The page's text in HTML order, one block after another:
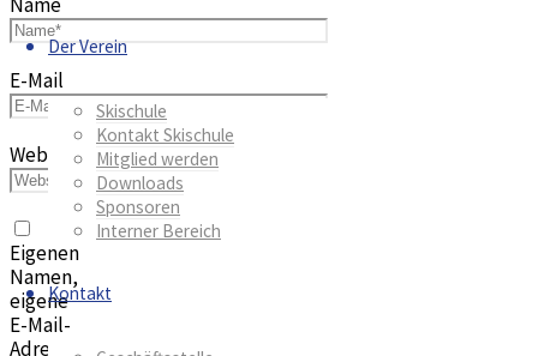
Der Verein
Skischule
Kontakt Skischule
Mitglied werden
Downloads
Sponsoren
Interner Bereich
Kontakt
E-Mail
Website
Eigenen
Namen,
eigene
E-Mail-
Adresse